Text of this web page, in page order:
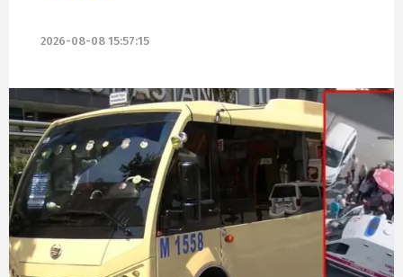
2026-08-08 15:57:15